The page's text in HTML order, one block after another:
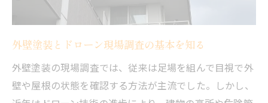
外壁塗装現場での調査効率アップの秘訣
足場不要で外壁塗装の現場負担を軽減する
方法
ドローン調査による外壁塗装のコスト最適
化
外壁塗装とドローン現場調査の基本を知る
外壁塗装の現場調査では、従来は足場を組んで目視で外
壁や屋根の状態を確認する方法が主流でした。しかし、